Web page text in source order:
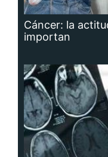
Cáncer: la
importan